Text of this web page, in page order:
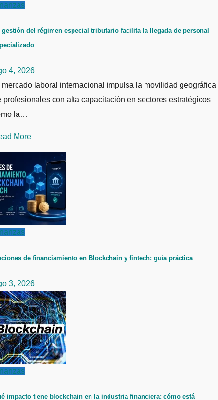
gestión del régimen especial tributario facilita la llegada de personal
4, 2026
mercado laboral internacional impulsa la movilidad geográfica
profesionales con alta capacitación en sectores estratégicos
la…
More
de financiamiento en Blockchain y fintech: guía práctica
3, 2026
impacto tiene blockchain en la industria financiera: cómo está